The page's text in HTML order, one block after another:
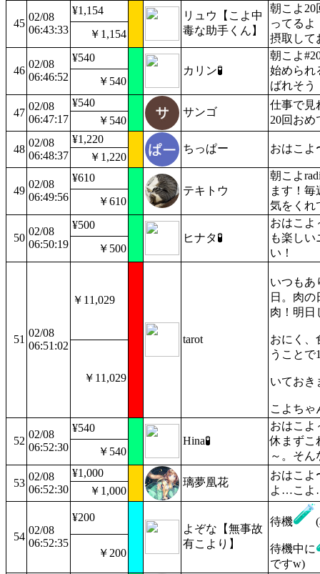
45
02/08
06:43:33
¥1,154
リュウ【こよ中
毒な助手くん】
朝こよ20
ってるよ
摂取して
￥1,154
46
02/08
06:46:52
¥540
カリン🧪
朝こよ
始められ
ばれそう
￥540
47
02/08
06:47:17
¥540
サンゴ
仕事で見
20回おめ
￥540
48
02/08
06:48:37
¥1,220
ちっぱー おはこよ
￥1,220
49
02/08
06:49:56
¥610
テキトウ
朝こよ
ます！
気をくれ
￥610
50
02/08
06:50:19
¥500
ヒナタ🧪
おはこよ
も楽し
い！
￥500
51
02/08
06:51:02
￥11,029
tarot
いつもあ
日。肉
肉！明日
おにく、
うこと
いておき
こよちゃ
￥11,029
52
02/08
06:52:30
¥540
Hina🧪
おはこよ
休まずこ
～。そ
￥540
53
02/08
06:52:30
¥1,000
璃夢凰花
おはこよ
よ…こよ
￥1,000
54
02/08
06:52:35
¥200
よぞな【無事故
有こより】
待機
待機中に
ですw)
￥200